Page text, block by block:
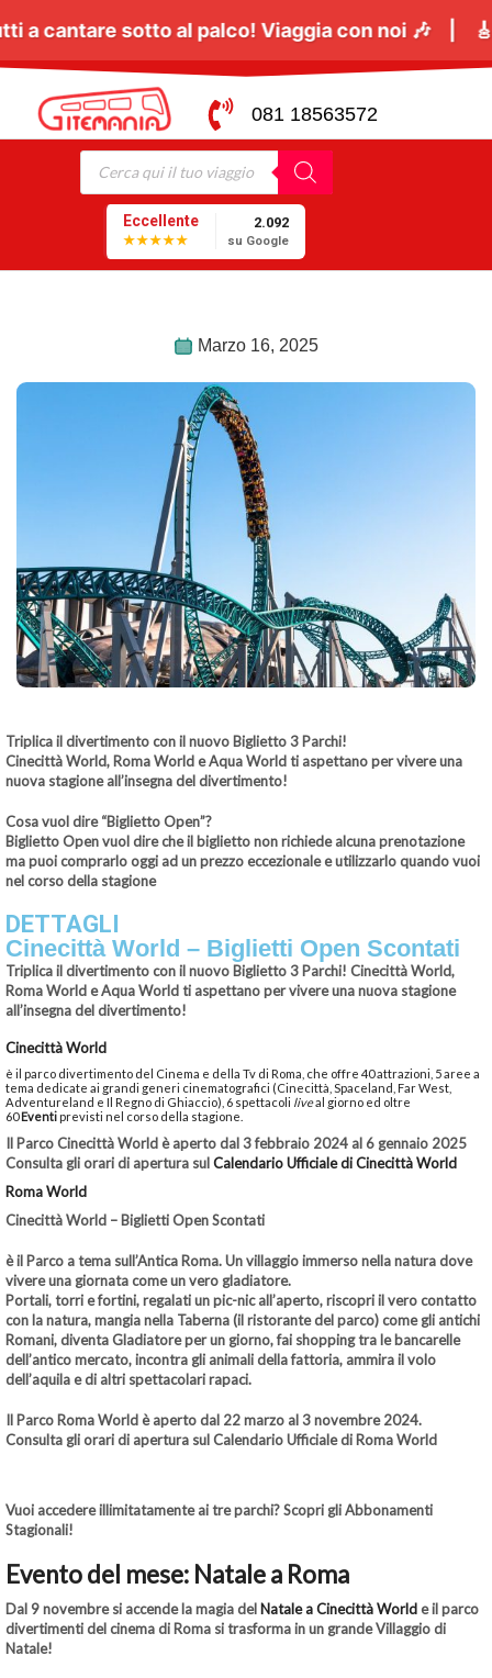
Il06 Giugnotutti a cantare sotto al palco!
081 18563572
Eccellente
★★★★★
2.092
su Google
Marzo 16, 2025
Triplica il divertimento con il nuovo Biglietto 3 Parchi!
Cinecittà World, Roma World e Aqua World ti aspettano per vivere una
nuova stagione all’insegna del divertimento!
Cosa vuol dire “Biglietto Open”?
Biglietto Open vuol dire che il biglietto non richiede alcuna prenotazione
ma puoi comprarlo oggi ad un prezzo eccezionale e utilizzarlo quando vuoi
nel corso della stagione
DETTAGLI
Cinecittà World – Biglietti Open Scontati
Triplica il divertimento con il nuovo Biglietto 3 Parchi! Cinecittà World,
Roma World e Aqua World ti aspettano per vivere una nuova stagione
all’insegna del divertimento!
Cinecittà World
è il parco divertimento del Cinema e della Tv di Roma, che offre 40 attrazioni, 5 aree a
tema dedicate ai grandi generi cinematografici (Cinecittà, Spaceland, Far West,
Adventureland e Il Regno di Ghiaccio), 6 spettacoli liveal giorno ed oltre
60Eventiprevisti nel corso della stagione.
Il Parco Cinecittà World è aperto dal 3 febbraio 2024 al 6 gennaio 2025
Consulta gli orari di apertura sulCalendario Ufficiale di Cinecittà World
Roma World
Cinecittà World – Biglietti Open Scontati
è il Parco a tema sull’Antica Roma. Un villaggio immerso nella natura dove
vivere una giornata come un vero gladiatore.
Portali, torri e fortini, regalati un pic-nic all’aperto, riscopri il vero contatto
con la natura, mangia nella Taberna (il ristorante del parco) come gli antichi
Romani, diventa Gladiatore per un giorno, fai shopping tra le bancarelle
dell’antico mercato, incontra gli animali della fattoria, ammira il volo
dell’aquila e di altri spettacolari rapaci.
Il Parco Roma World è aperto dal 22 marzo al 3 novembre 2024.
Consulta gli orari di apertura sulCalendario Ufficiale di Roma World
Vuoi accedere illimitatamente ai tre parchi?Scopri gli Abbonamenti
Stagionali!
Evento del mese: Natale a Roma
Dal 9 novembre si accende la magia del Natale a Cinecittà World e il parco
divertimenti del cinema di Roma si trasforma in un grande Villaggio di
Natale!